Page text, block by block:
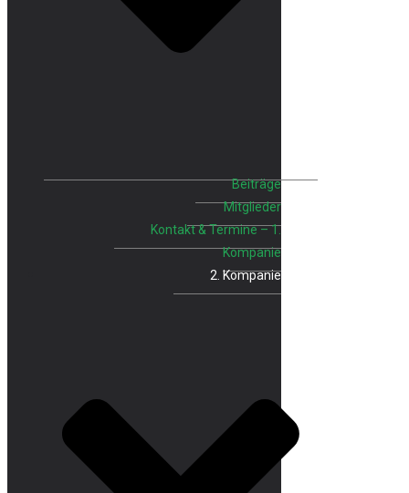
Beiträge
Mitglieder
Kontakt & Termine – 1.
Kompanie
2. Kompanie